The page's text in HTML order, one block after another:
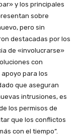
y los principales
sobre
pero sin
destacadas por los
de «involucrarse»
con
para los
que aseguran
intrusiones, es
los permisos de
que los conflictos
con el tiempo”.